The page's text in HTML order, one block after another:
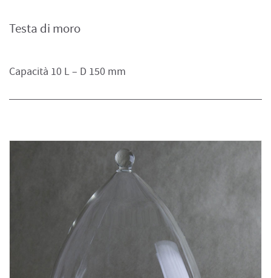
Testa di moro
Capacità 10 L – D 150 mm